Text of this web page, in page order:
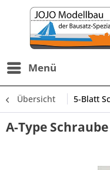
Menü
Übersicht 5-Blatt
A-Type